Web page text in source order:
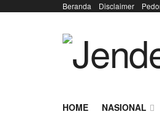
Beranda Disclaimer
HOME NASIONAL